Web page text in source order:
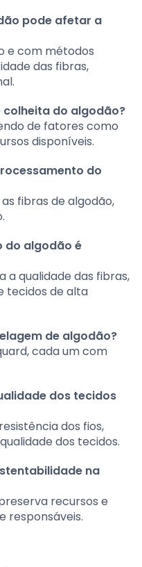
pode afetar a
e com métodos
das fibras,
colheita do algodão?
de fatores como
disponíveis.
do
fibras de algodão,
do algodão é
a qualidade das fibras,
tecidos de alta
de algodão?
cada um com
dos tecidos
dos fios,
dos tecidos.
na
recursos e
responsáveis.